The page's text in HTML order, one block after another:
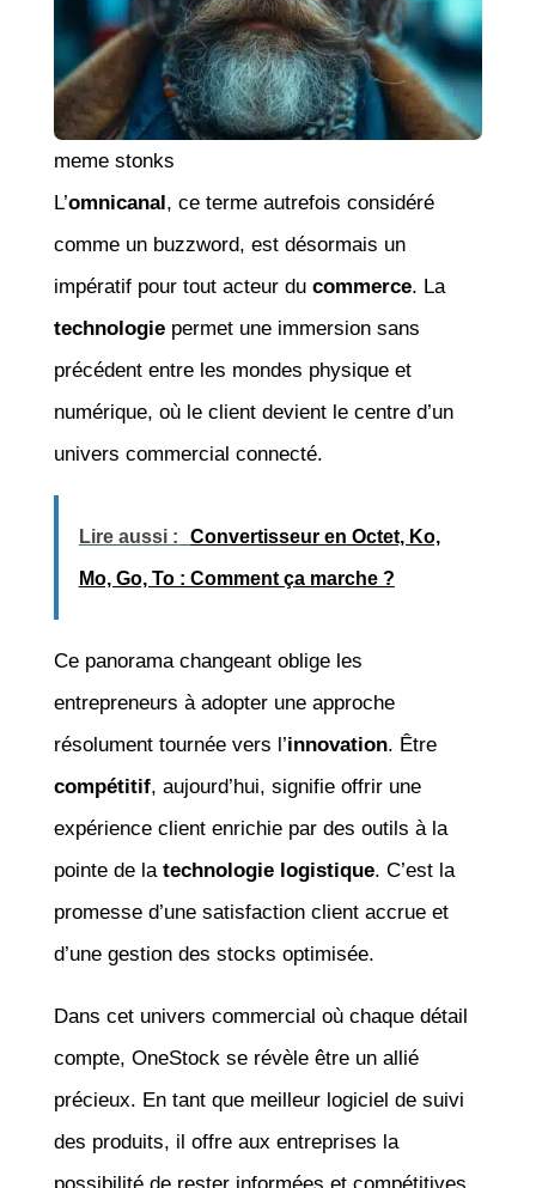
meme stonks
L’omnicanal, ce terme autrefois considéré
comme un buzzword, est désormais un
impératif pour tout acteur du commerce. La
technologiepermet une immersion sans
précédent entre les mondes physique et
numérique, où le client devient le centre d’un
univers commercial connecté.
Lire aussi : Convertisseur en Octet, Ko,
Mo, Go, To : Comment ça marche ?
Ce panorama changeant oblige les
entrepreneurs à adopter une approche
résolument tournée vers l’innovation. Être
compétitif, aujourd’hui, signifie offrir une
expérience client enrichie par des outils à la
pointe de la technologie logistique. C’est la
promesse d’une satisfaction client accrue et
d’une gestion des stocks optimisée.
Dans cet univers commercial où chaque détail
compte, OneStock se révèle être un allié
précieux. En tant que meilleur logiciel de suivi
des produits, il offre aux entreprises la